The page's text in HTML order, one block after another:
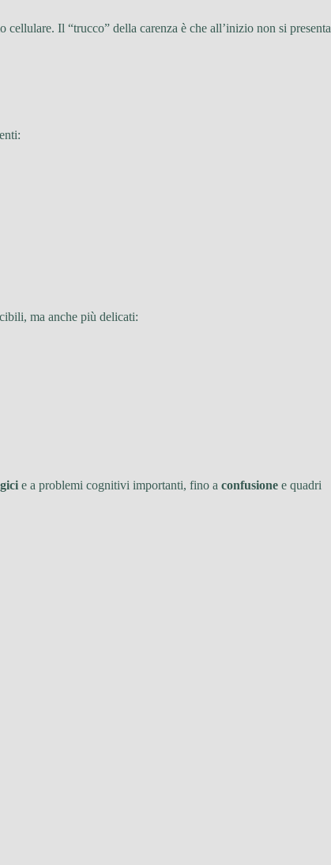
cellulare. Il “trucco” della carenza è che all’inizio non si presenta
ma anche più delicati:
e a problemi cognitivi importanti, fino a confusione e quadri